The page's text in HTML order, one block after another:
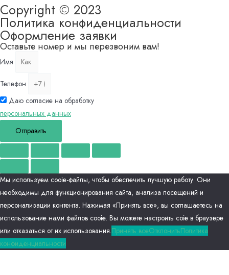
Copyright © 2023
Политика конфиденциальности
Оформление заявки
Оставьте номер и мы перезвоним вам!
Имя
Телефон
Даю согласие на обработку
персональных данных
Отправить
Мы используем сооіе-файлы, чтобы обеспечить лучшую работу. Они
необходимы для функционирования сайта, анализа посещений и
персонализации контента. Нажимая «Принять все», вы соглашаетесь на
использование нами файлов сооіе. Вы можете настроить соіе в браузере
или отказаться от их использования.Принять всеОтклонитьПолитика
конфиденциальности